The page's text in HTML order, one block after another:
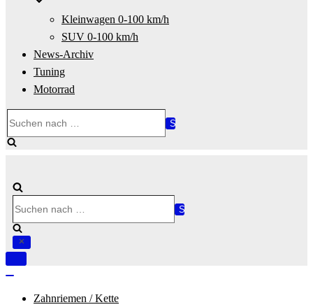
Kleinwagen 0-100 km/h
SUV 0-100 km/h
News-Archiv
Tuning
Motorrad
nach …
nach …
Navigation
Zahnriemen / Kette